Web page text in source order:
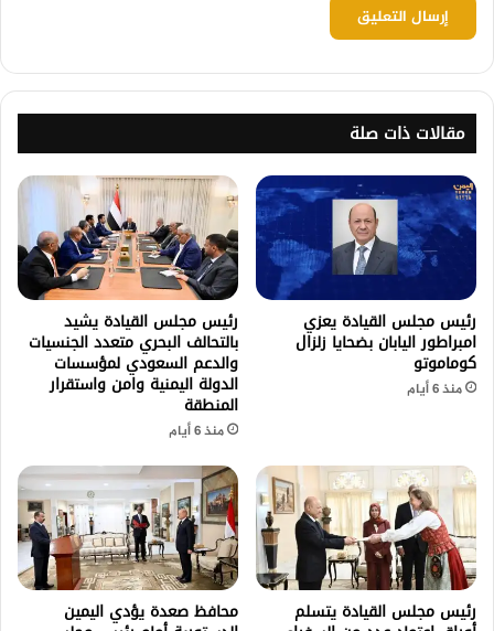
مقالات ذات صلة
رئيس مجلس القيادة يعزي
امبراطور اليابان بضحايا زلزال
كوماموتو
منذ 6 أيام
رئيس مجلس القيادة يشيد
بالتحالف البحري متعدد الجنسيات
والدعم السعودي لمؤسسات
الدولة اليمنية وامن واستقرار
المنطقة
منذ 6 أيام
رئيس مجلس القيادة يتسلم محافظ صعدة يؤدي اليمين